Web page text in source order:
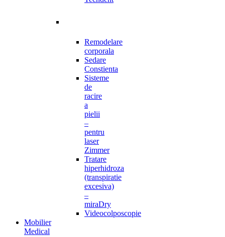
Remodelare
corporala
Sedare
Constienta
Sisteme
de
racire
a
pielii
–
pentru
laser
Zimmer
Tratare
hiperhidroza
(transpiratie
excesiva)
–
miraDry
Videocolposcopie
Mobilier
Medical